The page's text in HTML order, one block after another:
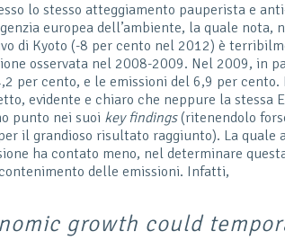
lo stesso atteggiamento pauperista e
europea dell’ambiente, la quale nota,
di Kyoto (-8 per cento nel 2012) è
osservata nel 2008-2009. Nel 2009, in
per cento, e le emissioni del 6,9 per cento.
evidente e chiaro che neppure la stessa
punto nei suoi key findings(ritenendolo
il grandioso risultato raggiunto). La quale
ha contato meno, nel determinare
delle emissioni. Infatti,
growth could